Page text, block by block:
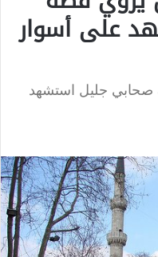
على أسوار
جليل استشهد